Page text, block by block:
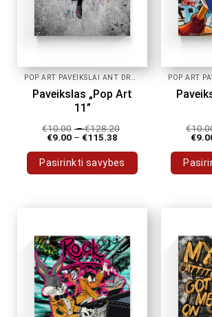
Paveikslas „Pop Art
11”
€10.00 –€128.20
€9.00 – €115.38
Pasirinkti savybes
variants.
The
options
may
be
chosen
€
€